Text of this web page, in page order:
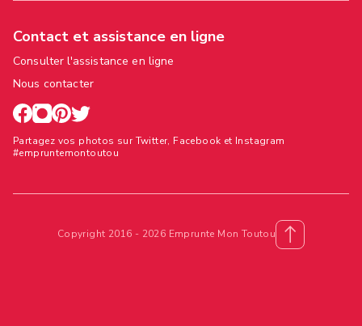
Contact et assistance en ligne
Consulter l'assistance en ligne
Nous contacter
Partagez vos photos sur Twitter, Facebook et Instagram
#empruntemontoutou
Copyright 2016 - 2026 Emprunte Mon Toutou